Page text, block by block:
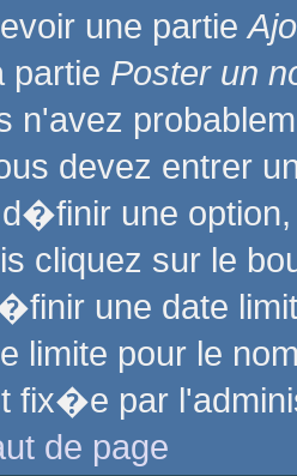
une partie
partie Poster un
n'avez
devez entrer
une
cliquez sur le
une date
limite pour le
fix�e par
de page